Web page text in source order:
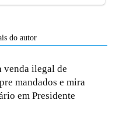
do autor
venda ilegal de
mandados e mira
em Presidente